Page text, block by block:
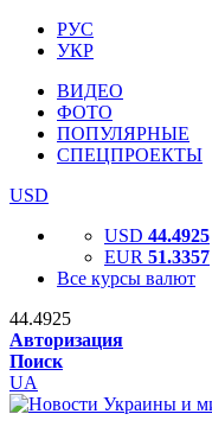
РУС
УКР
ВИДЕО
ФОТО
ПОПУЛЯРНЫЕ
СПЕЦПРОЕКТЫ
USD
USD 44.4925
EUR 51.3357
Все курсы валют
44.4925
Авторизация
Поиск
UA